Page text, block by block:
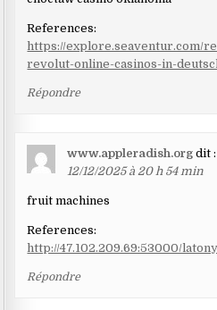
References:
https://explore.seaventur.com/
revolut-online-casinos-in-
Répondre
www.appleradish.org dit :
12/12/2025 à 20 h 54 min
fruit machines
References:
http://47.102.209.69:53000/
Répondre